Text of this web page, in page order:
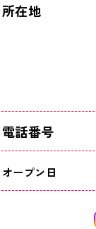
所在地
電話番号
オープン日